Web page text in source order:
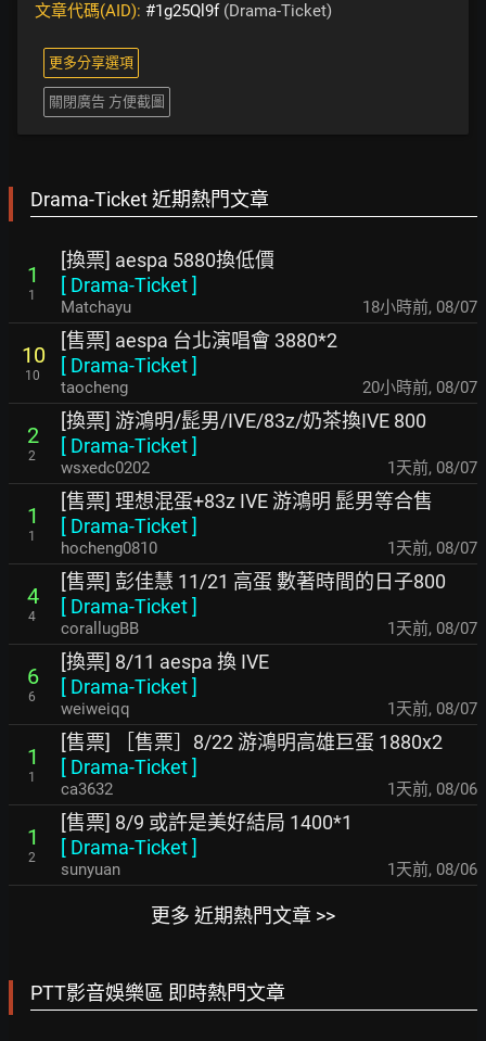
文章代碼(AID): #1g25Ql9f(Drama-Ticket)
更多分享選項
關閉廣告 方便截圖
Drama-Ticket 近期熱門文章
1
1
[換票] aespa 5880換低價
[ Drama-Ticket]
Matchayu 18小時前, 08/07
10
10
[售票] aespa 台北演唱會 3880*2
[ Drama-Ticket]
taocheng 20小時前, 08/07
2
2
[換票] 游鴻明/髭男/IVE/83z/奶茶換IVE 800
[ Drama-Ticket]
wsxedc0202 1天前, 08/07
1
1
[售票] 理想混蛋+83z IVE 游鴻明 髭男等合售
[ Drama-Ticket]
hocheng0810 1天前, 08/07
4
4
[售票] 彭佳慧 11/21 高蛋 數著時間的日子800
[ Drama-Ticket]
corallugBB 1天前, 08/07
6
6
[換票] 8/11 aespa 換 IVE
[ Drama-Ticket]
weiweiqq 1天前, 08/07
1
1
[售票] ［售票］8/22 游鴻明高雄巨蛋 1880x2
[ Drama-Ticket]
ca3632 1天前, 08/06
1
2
[售票] 8/9 或許是美好結局 1400*1
[ Drama-Ticket]
sunyuan 1天前, 08/06
更多 近期熱門文章 >>
PTT影音娛樂區 即時熱門文章